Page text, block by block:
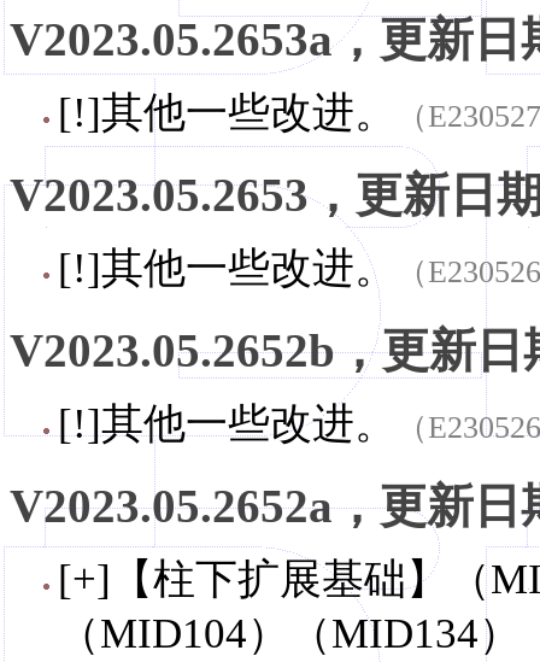
V2023.05.2653a，更新日
[!]其他一些改进。 （
V2023.05.2653，更新日
[!]其他一些改进。 （
V2023.05.2652b，更新日
[!]其他一些改进。 （
V2023.05.2652a，更新日
[+]【柱下扩展基础】（
（MID104）（MID134